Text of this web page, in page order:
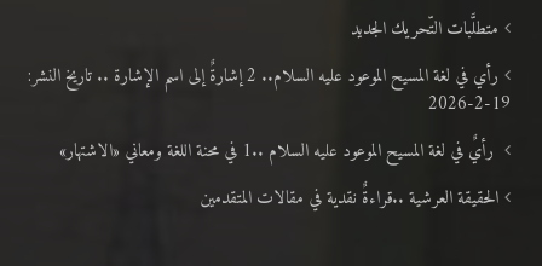
متطلَّبات التّحريك الجديد
رأي في لغة المسيح الموعود عليه السلام.. 2 إشارةٌ إلى اسم الإشارة .. تاريخ النشر:
19-2-2026
رأيٌ في لغة المسيح الموعود عليه السلام ..1 في محنة اللغة ومعاني «الاشتهار»
الحقيقة العرشية ..قراءةٌ نقدية في مقالات المتقدمين